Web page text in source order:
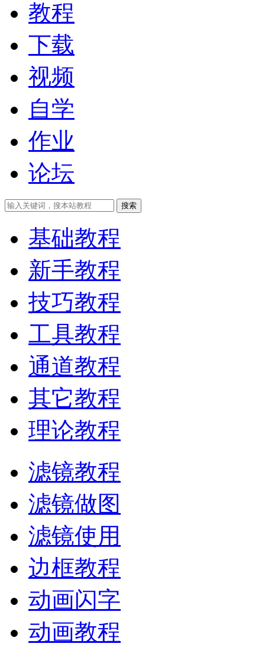
教程
下载
视频
自学
作业
论坛
搜索
基础教程
新手教程
技巧教程
工具教程
通道教程
其它教程
理论教程
滤镜教程
滤镜做图
滤镜使用
边框教程
动画闪字
动画教程